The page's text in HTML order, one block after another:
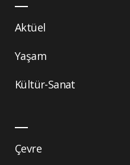
Aktüel
Yaşam
Kültür-Sanat
Çevre